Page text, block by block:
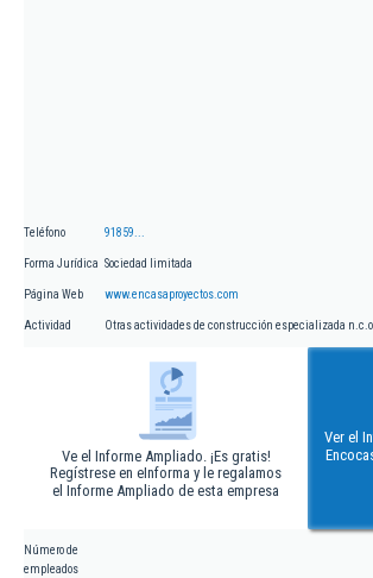
Teléfono 91859...
Forma Jurídica Sociedad limitada
Página Web www.encasaproyectos.com
Actividad Otras actividades de construcción especializada
Ve el Informe Ampliado. ¡Es gratis!
Regístrese en eInforma y le regalamos
el Informe Ampliado de esta empresa
Ver el
Número de
empleados